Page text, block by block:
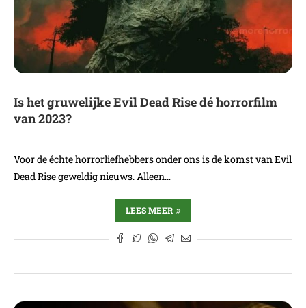
Is het gruwelijke Evil Dead Rise dé horrorfilm
van 2023?
Voor de échte horrorliefhebbers onder ons is de komst van Evil
Dead Rise geweldig nieuws. Alleen…
LEES MEER